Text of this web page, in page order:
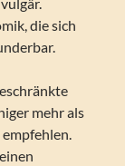
die sich
mehr als